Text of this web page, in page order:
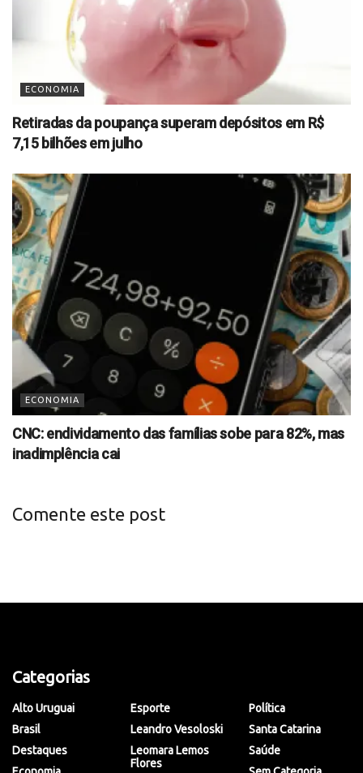
ECONOMIA
Retiradas da poupança superam depósitos em R$
7,15 bilhões em julho
ECONOMIA
CNC: endividamento das famílias sobe para 82%, mas
inadimplência cai
Comente este post
Categorias
Alto Uruguai
Brasil
Destaques
Esporte
Leandro Vesoloski
Leomara Lemos
Flores
Política
Santa Catarina
Saúde